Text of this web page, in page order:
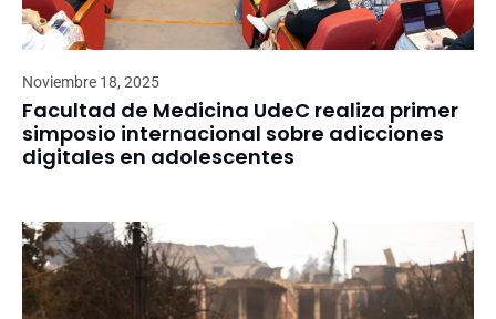
Noviembre 18, 2025
Facultad de Medicina UdeC realiza primer
simposio internacional sobre adicciones
digitales en adolescentes